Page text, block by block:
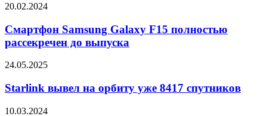
самопроизвольно
принтеры
Смартфон
Galaxy
F15
полностью
до
20.02.2024
Смартфон Samsung Galaxy F15 полностью
рассекречен до выпуска
Starlink
на
уже
24.05.2025
Starlink вывел на орбиту уже 8417 спутников
Готовится
10.03.2024